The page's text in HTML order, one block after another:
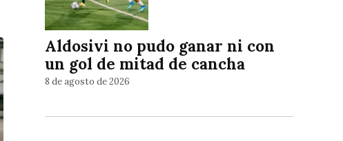
Aldosivi no pudo ganar ni con
un gol de mitad de cancha
8 de agosto de 2026